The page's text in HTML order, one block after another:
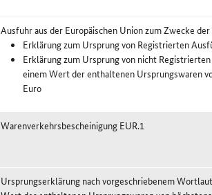
Ausfuhr aus der Europäischen Union zum Zwecke
Erklärung zum Ursprung von Registrierten
Erklärung zum Ursprung von nicht
einem Wert der enthaltenen Ursprungswaren
Euro
Warenverkehrsbescheinigung EUR.1
Ursprungserklärung nach vorgeschriebenem